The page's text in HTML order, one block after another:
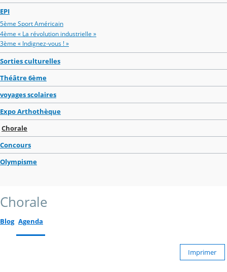
EPI
5ème Sport Américain
4ème « La révolution industrielle »
3ème « Indignez-vous ! »
Sorties culturelles
Théâtre 6ème
voyages scolaires
Expo Arthothèque
Chorale
Concours
Olympisme
Chorale
Blog Agenda
Imprimer